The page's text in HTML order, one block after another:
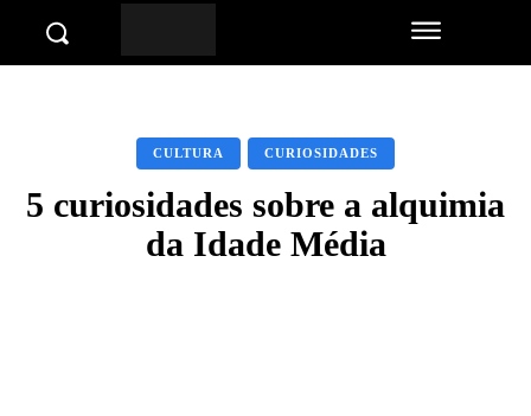
CULTURA CURIOSIDADES
5 curiosidades sobre a alquimia
da Idade Média